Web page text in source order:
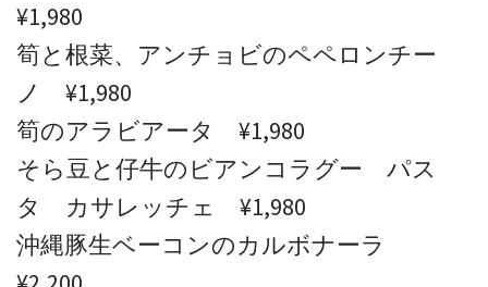
¥1,980
筍と根菜、アンチョビのペペロンチー
ノ ¥1,980
筍のアラビアータ ¥1,980
そら豆と仔牛のビアンコラグー パス
タ カサレッチェ ¥1,980
沖縄豚生ベーコンのカルボナーラ